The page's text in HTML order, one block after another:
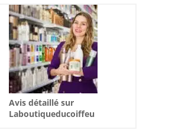
Avis détaillé sur
Laboutiqueducoiffeu